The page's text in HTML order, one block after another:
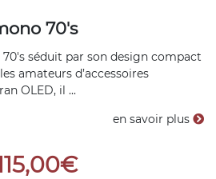
70's
séduit par son design compact
amateurs d’accessoires
OLED, il ...
en savoir plus